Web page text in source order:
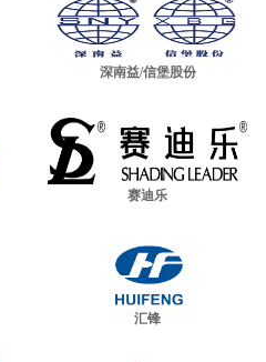
深南益/信堡股份
赛迪乐
汇锋